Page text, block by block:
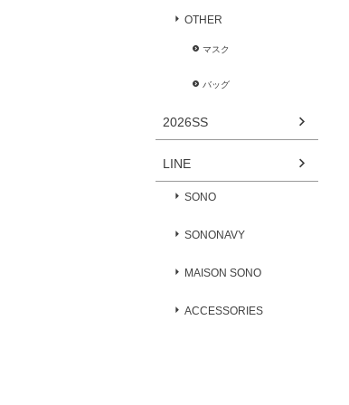
OTHER
マスク
バッグ
2026SS
LINE
SONO
SONONAVY
MAISON SONO
ACCESSORIES